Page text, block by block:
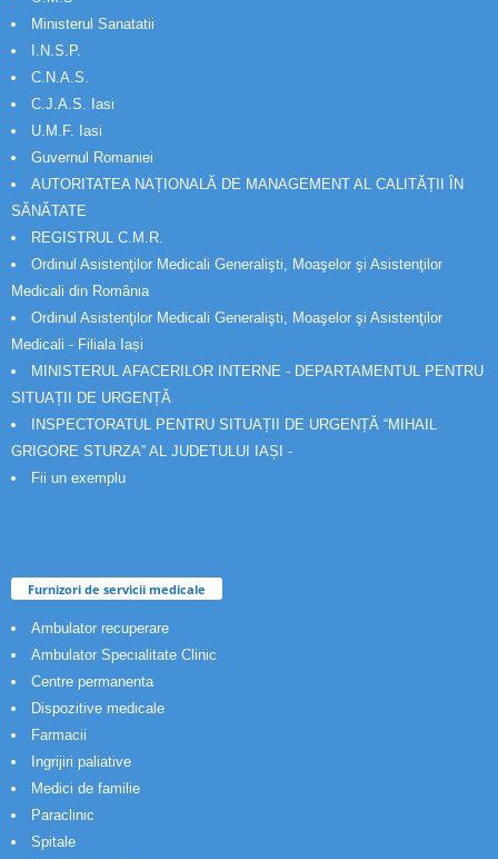
Ministerul Sanatatii
I.N.S.P.
C.N.A.S.
C.J.A.S. Iasi
U.M.F. Iasi
Guvernul Romaniei
AUTORITATEA NAȚIONALĂ DE MANAGEMENT AL CALITĂȚII ÎN
SĂNĂTATE
REGISTRUL C.M.R.
Ordinul Asistenţilor Medicali Generalişti, Moaşelor şi Asistenţilor
Medicali din România
Ordinul Asistenţilor Medicali Generalişti, Moaşelor şi Asistenţilor
Medicali - Filiala Iași
MINISTERUL AFACERILOR INTERNE - DEPARTAMENTUL PENTRU
SITUAȚII DE URGENȚĂ
INSPECTORATUL PENTRU SITUAȚII DE URGENȚĂ “MIHAIL
GRIGORE STURZA” AL JUDETULUI IAȘI -
Fii un exemplu
Furnizori de servicii medicale
Ambulator recuperare
Ambulator Specialitate Clinic
Centre permanenta
Dispozitive medicale
Farmacii
Ingrijiri paliative
Medici de familie
Paraclinic
Spitale